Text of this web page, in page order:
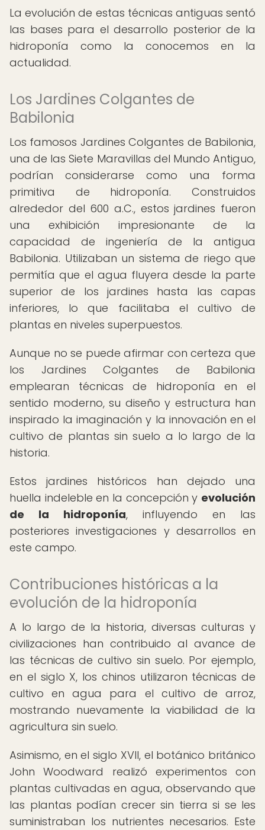
La evolución de estas técnicas antiguas sentó
las bases para el desarrollo posterior de la
hidroponía como la conocemos en la
actualidad.
Los Jardines Colgantes de
Babilonia
Los famosos Jardines Colgantes de Babilonia,
una de las Siete Maravillas del Mundo Antiguo,
podrían considerarse como una forma
primitiva de hidroponía. Construidos
alrededor del 600 a.C., estos jardines fueron
una exhibición impresionante de la
capacidad de ingeniería de la antigua
Babilonia. Utilizaban un sistema de riego que
permitía que el agua fluyera desde la parte
superior de los jardines hasta las capas
inferiores, lo que facilitaba el cultivo de
plantas en niveles superpuestos.
Aunque no se puede afirmar con certeza que
los Jardines Colgantes de Babilonia
emplearan técnicas de hidroponía en el
sentido moderno, su diseño y estructura han
inspirado la imaginación y la innovación en el
cultivo de plantas sin suelo a lo largo de la
historia.
Estos jardines históricos han dejado una
huella indeleble en la concepción y evolución
de la hidroponía, influyendo en las
posteriores investigaciones y desarrollos en
este campo.
Contribuciones históricas a la
evolución de la hidroponía
A lo largo de la historia, diversas culturas y
civilizaciones han contribuido al avance de
las técnicas de cultivo sin suelo. Por ejemplo,
en el siglo X, los chinos utilizaron técnicas de
cultivo en agua para el cultivo de arroz,
mostrando nuevamente la viabilidad de la
agricultura sin suelo.
Asimismo, en el siglo XVII, el botánico británico
John Woodward realizó experimentos con
plantas cultivadas en agua, observando que
las plantas podían crecer sin tierra si se les
suministraban los nutrientes necesarios. Este